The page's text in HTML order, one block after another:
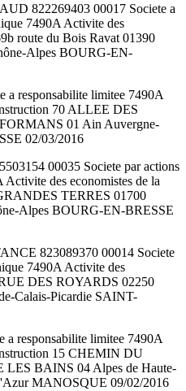
822269403 00017 Societe a
7490A Activite des
route du Bois Ravat 01390
Alpes BOURG-EN-
responsabilite limitee 7490A
70 ALLEE DES
01 Ain Auvergne-
02/03/2016
00035 Societe par actions
des economistes de la
TERRES 01700
Alpes BOURG-EN-BRESSE
823089370 00014 Societe
7490A Activite des
DES ROYARDS 02250
Calais-Picardie SAINT-
a responsabilite limitee 7490A
15 CHEMIN DU
BAINS 04 Alpes de Haute-
MANOSQUE 09/02/2016